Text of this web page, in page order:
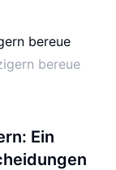
bereue
Ein